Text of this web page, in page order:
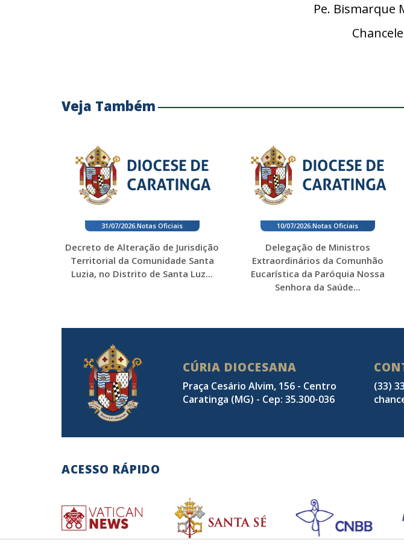
Pe. Bismarque
Veja Também
31/07/2026.Notas Oficiais
Decreto de Alteração de Jurisdição
Territorial da Comunidade Santa
Luzia, no Distrito de Santa Luz...
10/07/2026.Notas Oficiais
Delegação de Ministros
Extraordinários da Comunhão
Eucarística da Paróquia Nossa
Senhora da Saúde...
CÚRIA DIOCESANA
Praça Cesário Alvim, 156 - Centro
Caratinga (MG) - Cep: 35.300-036
(33)
ACESSO RÁPIDO